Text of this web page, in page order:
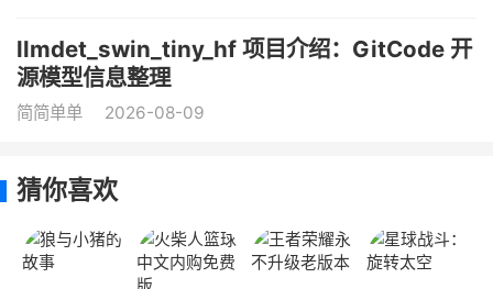
llmdet_swin_tiny_hf 项目介绍：GitCode 开
源模型信息整理
简简单单 2026-08-09
猜你喜欢